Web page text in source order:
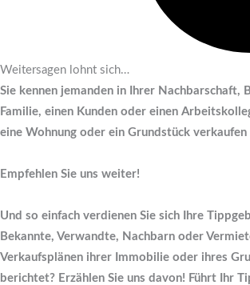
Weitersagen lohnt sich…
Sie kennen jemanden in Ihrer Nachbarschaft,
Familie, einen Kunden oder einen
eine Wohnung oder ein Grundstück verkaufen
Empfehlen Sie uns weiter!
Und so einfach verdienen Sie sich Ihre
Bekannte, Verwandte, Nachbarn oder
Verkaufsplänen ihrer Immobilie oder ihres
berichtet? Erzählen Sie uns davon! Führt Ihr